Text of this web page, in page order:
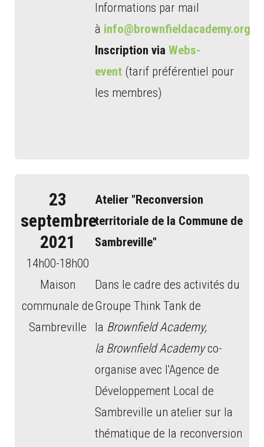
Informations par mail
à info@brownfieldacademy.org
Inscription via Webs-
event (tarif préférentiel pour
les membres)
23
septembre
2021
14h00-18h00
Maison
communale de
Sambreville
Atelier "Reconversion
territoriale de la Commune de
Sambreville"
Dans le cadre des activités du
Groupe Think Tank de
la Brownfield Academy,
la Brownfield Academyco-
organise avec l'Agence de
Développement Local de
Sambreville un atelier sur la
thématique de la reconversion